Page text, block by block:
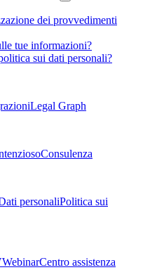
dei provvedimenti
tue informazioni?
sui dati personali?
Legal Graph
Consulenza
personaliPolitica sui
WebinarCentro assistenza